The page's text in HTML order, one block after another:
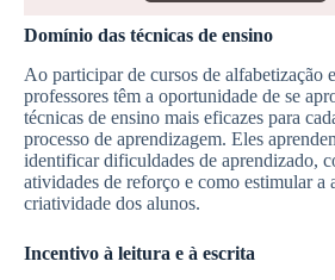
Domínio das técnicas de ensino
Ao participar de cursos de alfabetização
professores têm a oportunidade de se
técnicas de ensino mais eficazes para
processo de aprendizagem. Eles
identificar dificuldades de aprendizado,
atividades de reforço e como estimular a
criatividade dos alunos.
Incentivo à leitura e à escrita